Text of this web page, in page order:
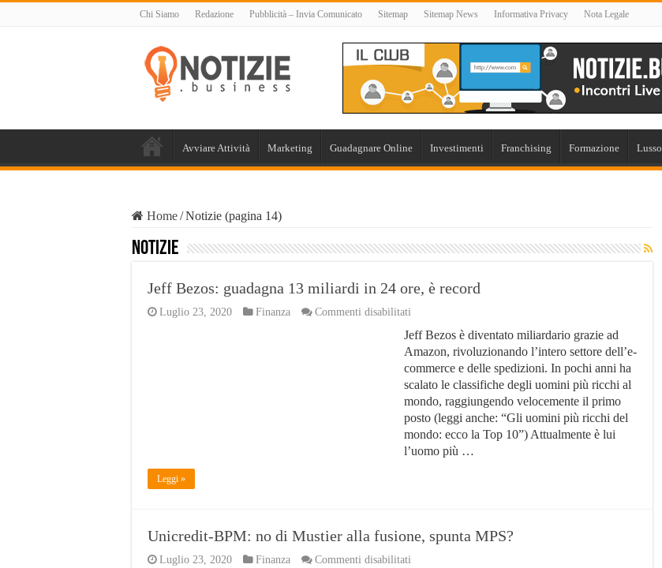
Chi Siamo Redazione Pubblicità – Invia Comunicato Sitemap Sitemap News Informativa Privacy Nota Legale
Avviare Attività Marketing Guadagnare Online Investimenti Franchising Formazione Lusso
Home/Notizie (pagina 14)
Notizie
Jeff Bezos: guadagna 13 miliardi in 24 ore, è record
Luglio 23, 2020 Finanza Commenti disabilitati
Bezos:
guadagna
miliardi
in
24
ore,
è
record
Jeff Bezos è diventato miliardario grazie ad
Amazon, rivoluzionando l’intero settore dell’e-
commerce e delle spedizioni. In pochi anni ha
scalato le classifiche degli uomini più ricchi al
mondo, raggiungendo velocemente il primo
posto (leggi anche: “Gli uomini più ricchi del
mondo: ecco la Top 10”) Attualmente è lui
l’uomo più …
Leggi »
Unicredit-BPM: no di Mustier alla fusione, spunta MPS?
Luglio 23, 2020 Finanza Commenti disabilitati